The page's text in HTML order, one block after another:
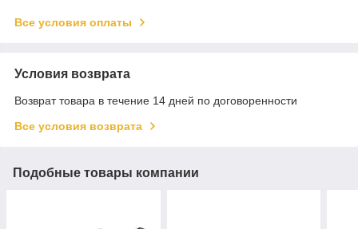
Все условия оплаты
Условия возврата
Возврат товара в течение 14 дней по договоренности
Все условия возврата
Подобные товары компании